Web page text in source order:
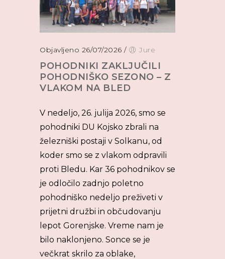
Objavljeno 26/07/2026 / Jure
POHODNIKI ZAKLJUČILI
POHODNIŠKO SEZONO – Z
VLAKOM NA BLED
V nedeljo, 26. julija 2026, smo se
pohodniki DU Kojsko zbrali na
železniški postaji v Solkanu, od
koder smo se z vlakom odpravili
proti Bledu. Kar 36 pohodnikov se
je odločilo zadnjo poletno
pohodniško nedeljo preživeti v
prijetni družbi in občudovanju
lepot Gorenjske. Vreme nam je
bilo naklonjeno. Sonce se je
večkrat skrilo za oblake,